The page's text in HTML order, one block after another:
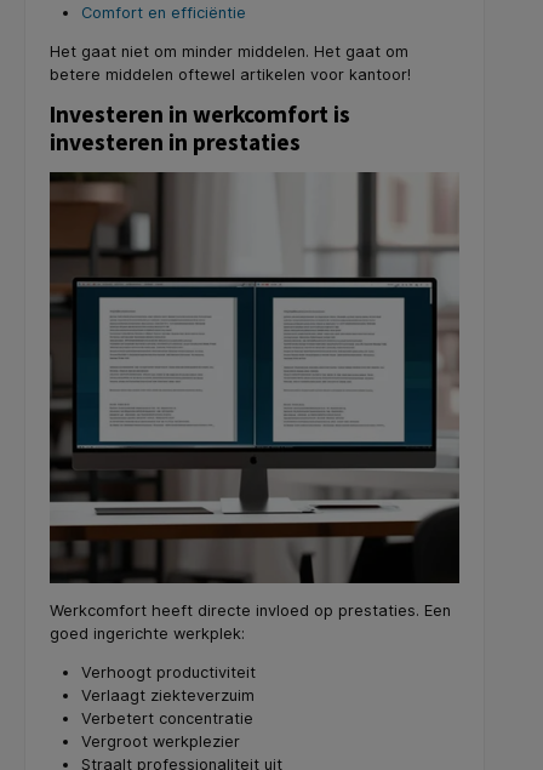
Comfort en efficiëntie
Het gaat niet om minder middelen. Het gaat om
betere middelen oftewel artikelen voor kantoor!
Investeren in werkcomfort is
investeren in prestaties
Werkcomfort heeft directe invloed op prestaties. Een
goed ingerichte werkplek:
Verhoogt productiviteit
Verlaagt ziekteverzuim
Verbetert concentratie
Vergroot werkplezier
Straalt professionaliteit uit